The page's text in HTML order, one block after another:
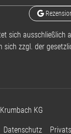
sich ausschließlich
sich zzgl. der
KG
Datenschutz